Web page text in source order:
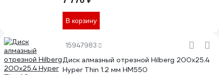
В корзину
15947983
Диск алмазный отрезной Hilberg 200x25.4
Hyper Thin 1.2 мм HM550